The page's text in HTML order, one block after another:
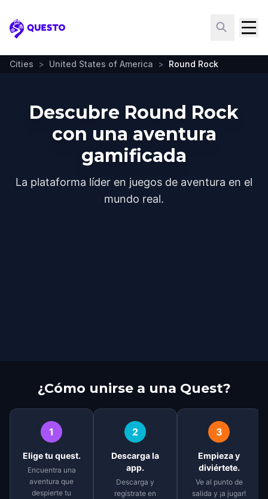
Questo
Cities > United States of America > Round Rock
Descubre Round Rock
con una aventura
gamificada
La plataforma líder en juegos de aventura en el
mundo real.
¿Cómo unirse a una Quest?
1
Elige tu quest.
Encuentra una
aventura que
despierte tu
2
Descarga la
app.
Descarga y
regístrate en
3
Empieza y
diviértete.
Ve al punto de
salida y ¡a jugar!